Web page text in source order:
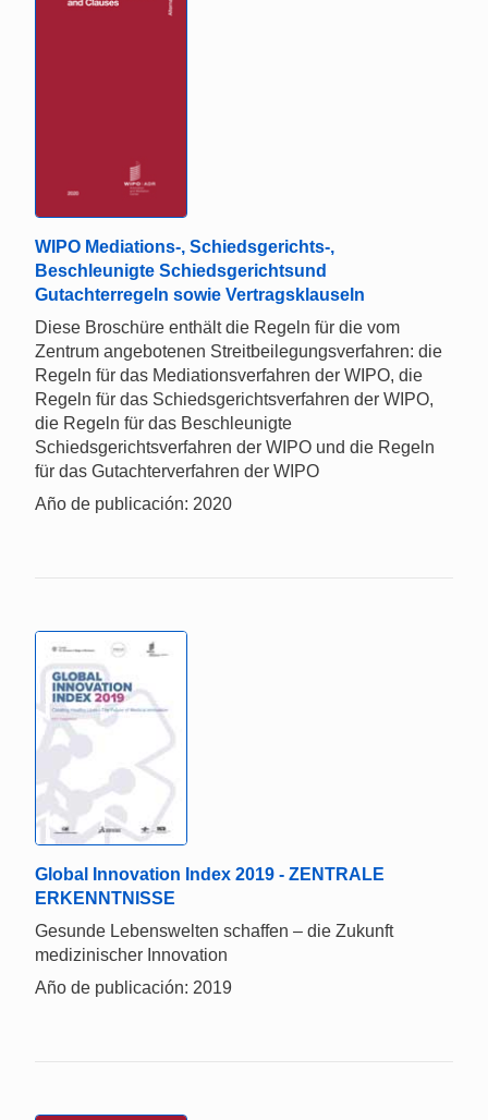
WIPO Mediations-, Schiedsgerichts-,
Beschleunigte Schiedsgerichtsund
Gutachterregeln sowie Vertragsklauseln
Diese Broschüre enthält die Regeln für die vom
Zentrum angebotenen Streitbeilegungsverfahren: die
Regeln für das Mediationsverfahren der WIPO, die
Regeln für das Schiedsgerichtsverfahren der WIPO,
die Regeln für das Beschleunigte
Schiedsgerichtsverfahren der WIPO und die Regeln
für das Gutachterverfahren der WIPO
Año de publicación: 2020
Global Innovation Index 2019 - ZENTRALE
ERKENNTNISSE
Gesunde Lebenswelten schaffen – die Zukunft
medizinischer Innovation
Año de publicación: 2019